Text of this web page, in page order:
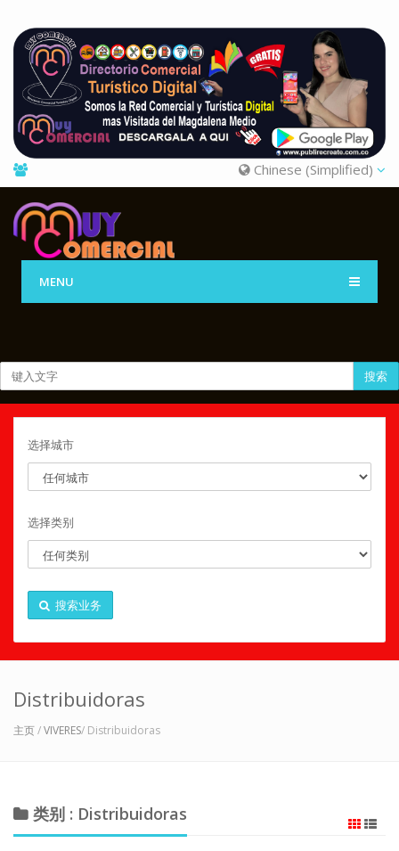
Chinese (Simplified)
MENU
搜索
选择城市
选择类别
搜索业务
Distribuidoras
主页/VIVERES/ Distribuidoras
类别 : Distribuidoras